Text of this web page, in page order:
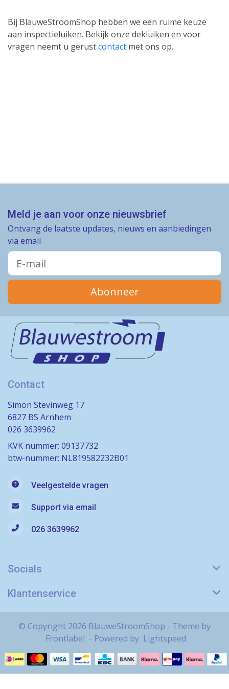
Bij BlauweStroomShop hebben we een ruime keuze
aan inspectieluiken. Bekijk onze dekluiken en voor
vragen neemt u gerustcontact met ons op.
Meld je aan voor onze nieuwsbrief
Ontvang de laatste updates, nieuws en aanbiedingen
via email
Abonneer
Contact
Simon Stevinweg 17
6827 BS Arnhem
026 3639962
KVK nummer: 09137732
btw-nummer: NL819582232B01
Veelgestelde vragen
Support via email
026 3639962
Socials
Klantenservice
© Copyright 2026 BlauweStroomShop - Theme by
Frontlabel - Powered by Lightspeed